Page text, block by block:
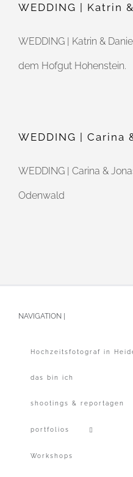
WEDDING | Katrin
WEDDING | Katrin &
dem Hofgut Hohenstein.
WEDDING | Carina
WEDDING | Carina &
Odenwald
NAVIGATION |
Hochzeitsfotograf in
das bin ich
shootings & reportagen
portfolios
Workshops